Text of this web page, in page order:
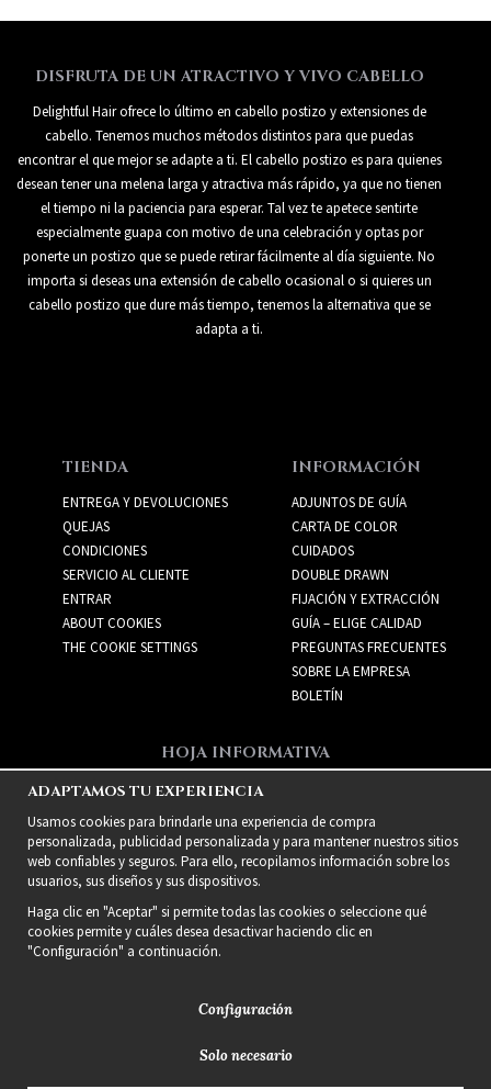
DISFRUTA DE UN ATRACTIVO Y VIVO CABELLO
Delightful Hair ofrece lo último en cabello postizo y extensiones de
cabello. Tenemos muchos métodos distintos para que puedas
encontrar el que mejor se adapte a ti. El cabello postizo es para quienes
desean tener una melena larga y atractiva más rápido, ya que no tienen
el tiempo ni la paciencia para esperar. Tal vez te apetece sentirte
especialmente guapa con motivo de una celebración y optas por
ponerte un postizo que se puede retirar fácilmente al día siguiente. No
importa si deseas una extensión de cabello ocasional o si quieres un
cabello postizo que dure más tiempo, tenemos la alternativa que se
adapta a ti.
TIENDA
ENTREGA Y DEVOLUCIONES
QUEJAS
CONDICIONES
SERVICIO AL CLIENTE
ENTRAR
ABOUT COOKIES
THE COOKIE SETTINGS
INFORMACIÓN
ADJUNTOS DE GUÍA
CARTA DE COLOR
CUIDADOS
DOUBLE DRAWN
FIJACIÓN Y EXTRACCIÓN
GUÍA – ELIGE CALIDAD
PREGUNTAS FRECUENTES
SOBRE LA EMPRESA
BOLETÍN
HOJA INFORMATIVA
Recibe las mejores ofertas
y nuevos productos!
ADAPTAMOS TU EXPERIENCIA
Usamos cookies para brindarle una experiencia de compra
personalizada, publicidad personalizada y para mantener nuestros sitios
web confiables y seguros. Para ello, recopilamos información sobre los
usuarios, sus diseños y sus dispositivos.
Haga clic en "Aceptar" si permite todas las cookies o seleccione qué
cookies permite y cuáles desea desactivar haciendo clic en
"Configuración" a continuación.
Configuración
Solo necesario